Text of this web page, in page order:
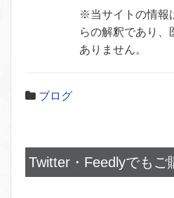
※当サイトの情報
らの解釈であり、
ありません。
ブログ
Twitter・Feedlyでもご